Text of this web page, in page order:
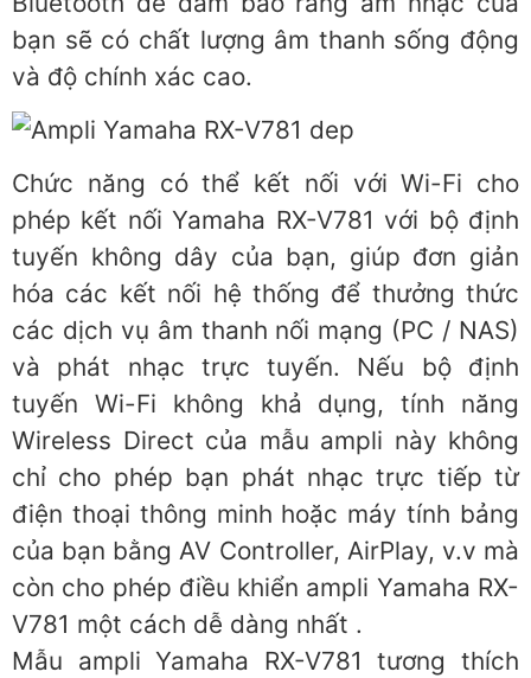
bạn sẽ có chất lượng âm thanh sống động
và độ chính xác cao.
Chức năng có thể kết nối với Wi-Fi cho
phép kết nối Yamaha RX-V781 với bộ định
tuyến không dây của bạn, giúp đơn giản
hóa các kết nối hệ thống để thưởng thức
các dịch vụ âm thanh nối mạng (PC / NAS)
và phát nhạc trực tuyến. Nếu bộ định
tuyến Wi-Fi không khả dụng, tính năng
Wireless Direct của mẫu ampli này không
chỉ cho phép bạn phát nhạc trực tiếp từ
điện thoại thông minh hoặc máy tính bảng
của bạn bằng AV Controller, AirPlay, v.v mà
còn cho phép điều khiển ampli Yamaha RX-
V781 một cách dễ dàng nhất .
Mẫu ampli Yamaha RX-V781 tương thích